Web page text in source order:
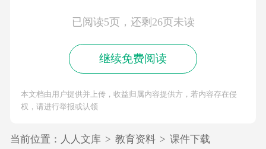
已阅读5页，还剩26页未读
继续免费阅读
本文档由用户提供并上传，收益归属内容提供方，若内容存在侵
权，请进行举报或认领
当前位置： 人人文库 > 教育资料 > 课件下载